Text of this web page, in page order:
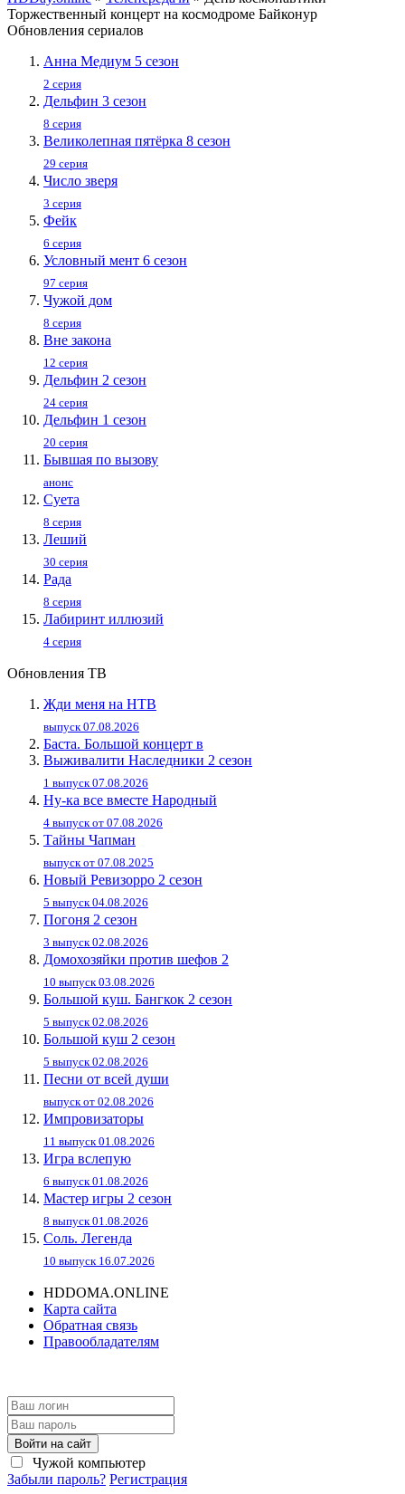
Торжественный концерт на космодроме Байконур
Обновления сериалов
Анна Медиум 5 сезон
2 серия
Дельфин 3 сезон
8 серия
Великолепная пятёрка 8 сезон
29 серия
Число зверя
3 серия
Фейк
6 серия
Условный мент 6 сезон
97 серия
Чужой дом
8 серия
Вне закона
12 серия
Дельфин 2 сезон
24 серия
Дельфин 1 сезон
20 серия
Бывшая по вызову
анонс
Суета
8 серия
Леший
30 серия
Рада
8 серия
Лабиринт иллюзий
4 серия
Обновления ТВ
Жди меня на НТВ
выпуск 07.08.2026
Баста. Большой концерт в
Выживалити Наследники 2 сезон
1 выпуск 07.08.2026
Ну-ка все вместе Народный
4 выпуск от 07.08.2026
Тайны Чапман
выпуск от 07.08.2025
Новый Ревизорро 2 сезон
5 выпуск 04.08.2026
Погоня 2 сезон
3 выпуск 02.08.2026
Домохозяйки против шефов 2
10 выпуск 03.08.2026
Большой куш. Бангкок 2 сезон
5 выпуск 02.08.2026
Большой куш 2 сезон
5 выпуск 02.08.2026
Песни от всей души
выпуск от 02.08.2026
Импровизаторы
11 выпуск 01.08.2026
Игра вслепую
6 выпуск 01.08.2026
Мастер игры 2 сезон
8 выпуск 01.08.2026
Соль. Легенда
10 выпуск 16.07.2026
HDDOMA.ONLINE
Карта сайта
Обратная связь
Правообладателям
Войти на сайт
Чужой компьютер
Забыли пароль? Регистрация